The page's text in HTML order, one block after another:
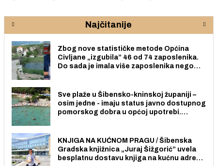
Najčitanije
Zbog nove statističke metode Općina
Civljane „izgubila” 46 od 74 zaposlenika.
Do sada je imala više zaposlenika nego
Sve plaže u Šibensko-kninskoj županiji –
osim jedne - imaju status javno dostupnog
pomorskog dobra u općoj upotrebi.
KNJIGA NA KUĆNOM PRAGU / Šibenska
Gradska knjižnica „Juraj Šižgorić” uvela
besplatnu dostavu knjiga na kućnu adresu